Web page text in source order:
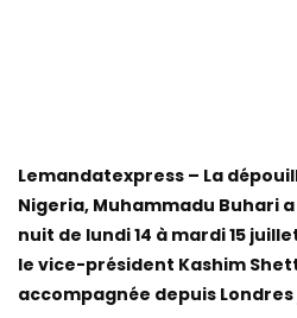
Lemandatexpress – La
Nigeria, Muhammadu Buhari
nuit de lundi 14 à mardi 15
le vice-président Kashim
accompagnée depuis Londres